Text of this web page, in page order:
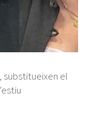
substitueixen el